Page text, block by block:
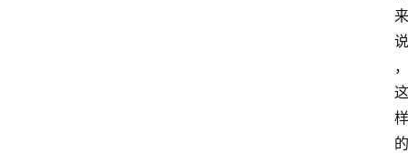
来
说
，
这
样
的